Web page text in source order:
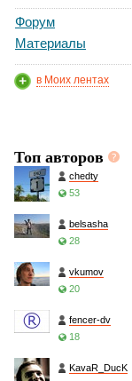
Форум
Материалы
в Моих лентах
Топ авторов
chedty
53
belsasha
28
vkumov
20
fencer-dv
18
KavaR_DucK